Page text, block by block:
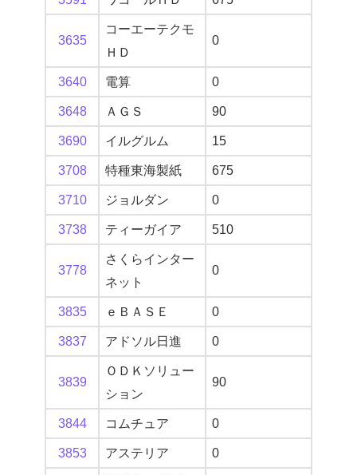
3635
コーエーテクモ
ＨＤ
0
3640 電算 0
3648 ＡＧＳ 90
3690 イルグルム 15
3708 特種東海製紙 675
3710 ジョルダン 0
3738 ティーガイア 510
3778
さくらインター
ネット
0
3835 ｅＢＡＳＥ 0
3837 アドソル日進 0
3839
ＯＤＫソリュー
ション
90
3844 コムチュア 0
3853 アステリア 0